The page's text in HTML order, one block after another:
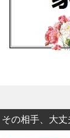
その相手、大丈